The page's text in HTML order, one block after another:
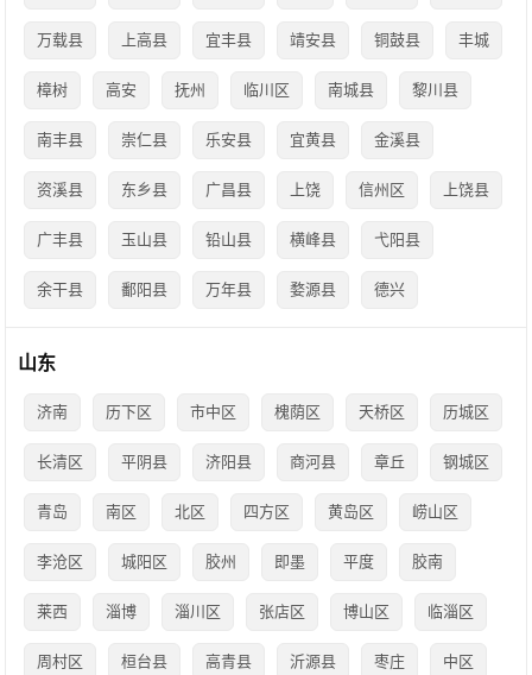
万载县 上高县 宜丰县 靖安县 铜鼓县 丰城
樟树 高安 抚州 临川区 南城县 黎川县
南丰县 崇仁县 乐安县 宜黄县 金溪县
资溪县 东乡县 广昌县 上饶 信州区 上饶县
广丰县 玉山县 铅山县 横峰县 弋阳县
余干县 鄱阳县 万年县 婺源县 德兴
山东
济南 历下区 市中区 槐荫区 天桥区 历城区
长清区 平阴县 济阳县 商河县 章丘 钢城区
青岛 南区 北区 四方区 黄岛区 崂山区
李沧区 城阳区 胶州 即墨 平度 胶南
莱西 淄博 淄川区 张店区 博山区 临淄区
周村区 桓台县 高青县 沂源县 枣庄 中区